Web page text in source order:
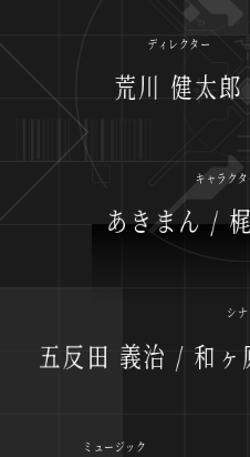
ディレクター
荒川 健太郎
キャラク
あきまん /
シ
五反田 義治 / 和
ミュージック